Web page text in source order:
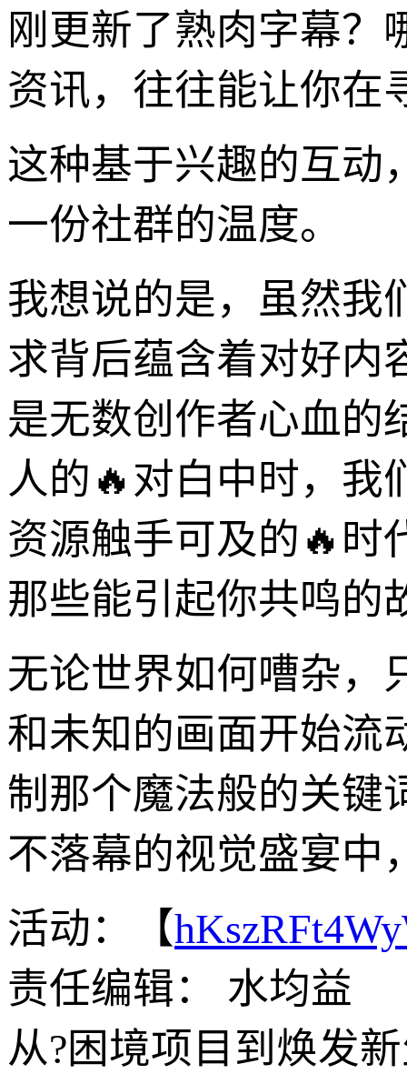
刚更新了熟肉字幕？
资讯，往往能让你在
这种基于兴趣的互动
一份社群的温度。
我想说的是，虽然我
求背后蕴含着对好内
是无数创作者心血的
人的🔥对白中时，我
资源触手可及的🔥时
那些能引起你共鸣的
无论世界如何嘈杂，
和未知的画面开始流
制那个魔法般的关键
不落幕的视觉盛宴中
活动：【
责任编辑： 水均益
从?困境项目到焕发